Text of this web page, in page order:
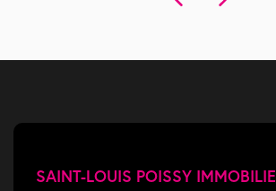
SAINT-LOUIS POISSY